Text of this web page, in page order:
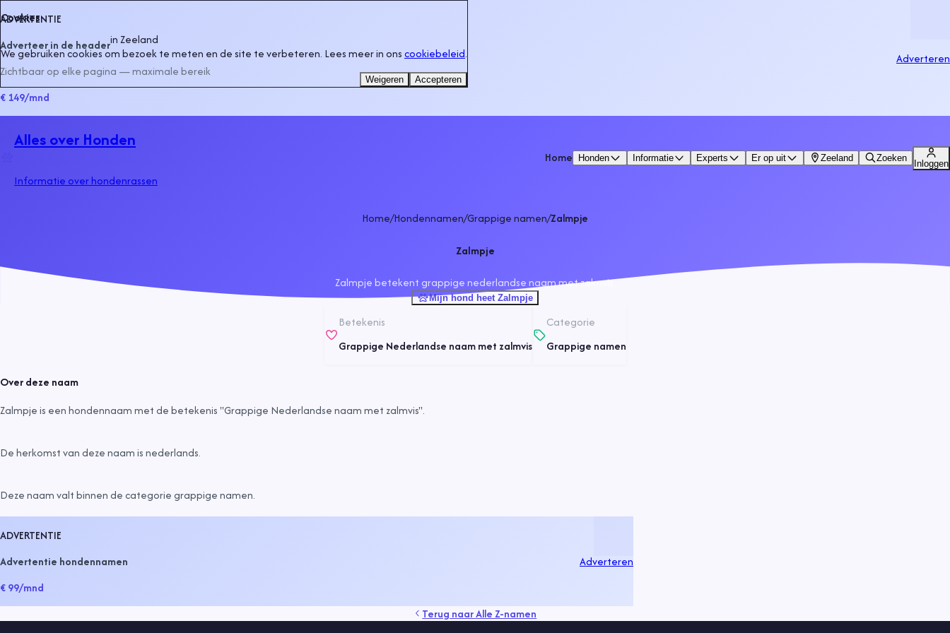
ADVERTENTIE
Adverteer in de headerinZeeland
Zichtbaar op elke pagina — maximale bereik
€ 149/mnd
Adverteren
Alles over Honden
Informatie over hondenrassen
Home Honden Informatie Experts Er op uit Zeeland Zoeken
Inloggen
Home/Hondennamen/Grappige namen/Zalmpje
Zalmpje
Zalmpje betekent grappige nederlandse naam met zalmvis.
Mijn hond heet Zalmpje
Betekenis
Grappige Nederlandse naam met zalmvis
Categorie
Grappige namen
Over deze naam
Zalmpje is een hondennaam met de betekenis "Grappige Nederlandse naam met zalmvis".
De herkomst van deze naam isnederlands.
Deze naam valt binnen de categoriegrappige namen.
ADVERTENTIE
Advertentie hondennamen
€ 99/mnd
Adverteren
Terug naarAlle Z-namen
Cookies
We gebruiken cookies om bezoek te meten en de site te verbeteren. Lees meer in onscookiebeleid.
Weigeren Accepteren